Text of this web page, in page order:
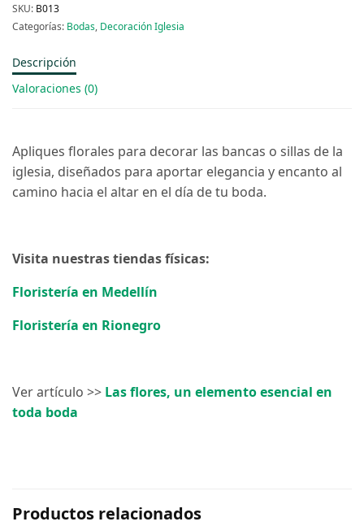
SKU: B013
Categorías: Bodas, Decoración Iglesia
Descripción
Valoraciones (0)
Apliques florales para decorar las bancas o sillas de la
iglesia, diseñados para aportar elegancia y encanto al
camino hacia el altar en el día de tu boda.
Visita nuestras tiendas físicas:
Floristería en Medellín
Floristería en Rionegro
Ver artículo >> Las flores, un elemento esencial en
toda boda
Productos relacionados